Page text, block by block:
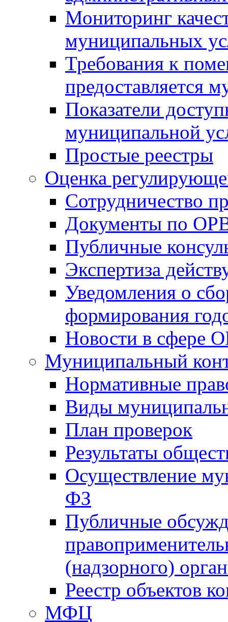
Мониторинг
муниципальных
Требования к
предоставляется
Показатели
муниципальной
Простые реестры
Оценка
Сотрудничество
Документы по
Публичные
Экспертиза
Уведомления о
формирования
Новости в сфере
Муниципальный
Нормативные
Виды
План проверок
Результаты
Осуществление
ФЗ
Публичные
(надзорного)
Реестр объектов
МФЦ